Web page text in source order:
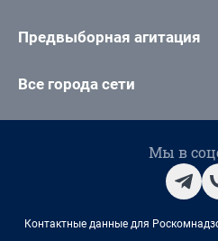
Предвыборная агитация
Все города сети
Мы в
Контактные данные для